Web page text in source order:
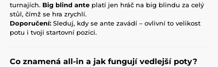
turnajích. Big blind ante platí jen hráč na big blindu za celý
stůl, čímž se hra zrychlí.
Doporučení: Sleduj, kdy se ante zavádí – ovlivní to velikost
potu i tvoji startovní pozici.
Co znamená all-in a jak fungují vedlejší poty?